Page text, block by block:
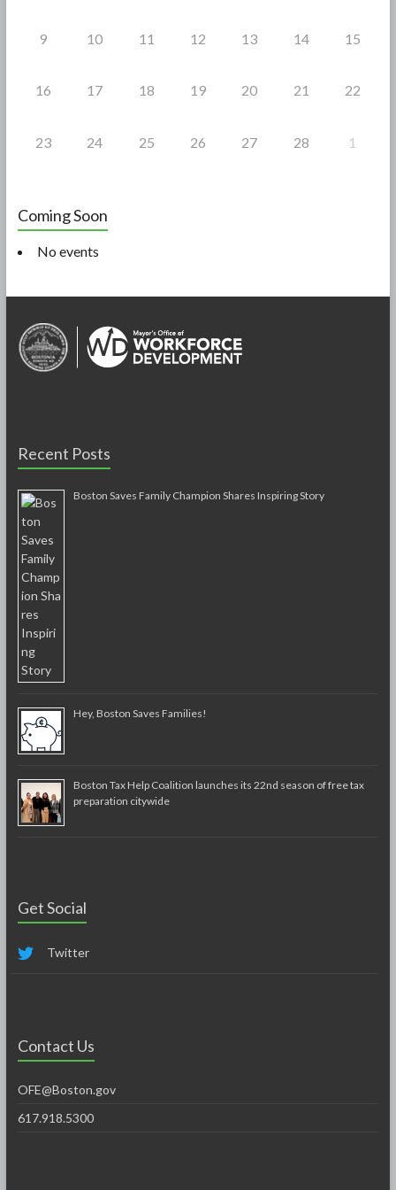
9 10 11 12 13 14 15
16 17 18 19 20 21 22
23 24 25 26 27 28 1
Coming Soon
No events
Recent Posts
Boston Saves Family Champion Shares Inspiring Story
Hey, Boston Saves Families!
Boston Tax Help Coalition launches its 22nd season of free tax
preparation citywide
Get Social
Twitter
Contact Us
OFE@Boston.gov
617.918.5300